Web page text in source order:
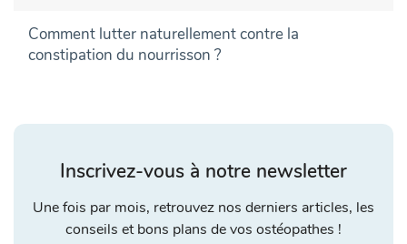
Comment lutter naturellement contre la
constipation du nourrisson ?
Inscrivez-vous à notre newsletter
Une fois par mois, retrouvez nos derniers articles, les
conseils et bons plans de vos ostéopathes !